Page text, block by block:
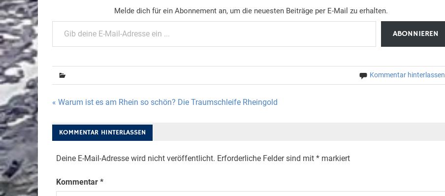
Melde dich für ein Abonnement an, um die neuesten Beiträge per E-Mail zu erhalten.
Gib deine E-Mail-Adresse ein ...
ABONNIEREN
Kommentar hinterlassen
Beitragsnavigation
« Warum ist es am Rhein so schön? Die Traumschleife Rheingold
KOMMENTAR HINTERLASSEN
Deine E-Mail-Adresse wird nicht veröffentlicht. Erforderliche Felder sind mit *markiert
Kommentar *